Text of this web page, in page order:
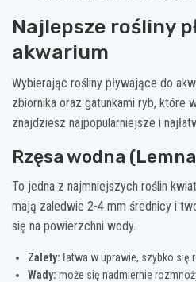
Najlepsze rośliny
akwarium
Wybierając rośliny pływające do
zbiornika oraz gatunkami ryb, które
znajdziesz najpopularniejsze i
Rzęsa wodna
To jedna z najmniejszych roślin
mają zaledwie 2-4 mm średnicy i
się na powierzchni wody.
Zalety: łatwa w uprawie, szybko się
Wady: może się nadmiernie